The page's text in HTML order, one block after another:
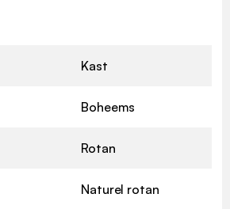
Kast
Boheems
Rotan
Naturel rotan